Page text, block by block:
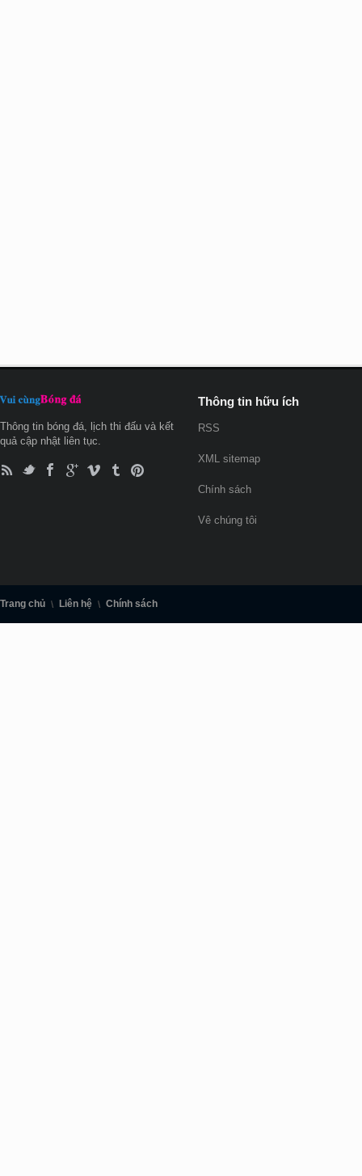
Thông tin bóng đá, lịch thi đấu và kết
quả cập nhật liên tục.
Thông tin hữu ích
RSS
XML sitemap
Chính sách
Vê chúng tôi
Trang chủ Liên hệ Chính sách